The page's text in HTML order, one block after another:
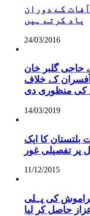
کے دوران
یاد کرتے ہیں
24/03/2016
حاجی گلبر خان
کے خلاف
کی منظوری دی
14/03/2019
بلتستان کا ایک
تفصیلی غور
11/12/2015
کی پہلی
حاصل کر لیا